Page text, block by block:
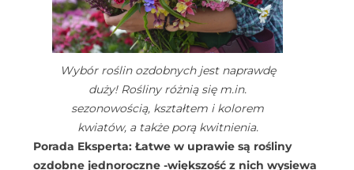
Wybór roślin ozdobnych jest naprawdę
duży! Rośliny różnią się m.in.
sezonowością, kształtem i kolorem
kwiatów, a także porą kwitnienia.
Porada Eksperta: Łatwe w uprawie są rośliny
ozdobne jednoroczne -większość z nich wysiewa